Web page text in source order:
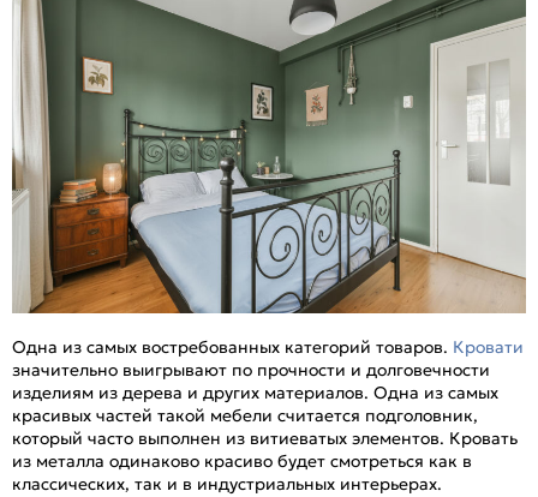
Одна из самых востребованных категорий товаров. Кровати
значительно выигрывают по прочности и долговечности
изделиям из дерева и других материалов. Одна из самых
красивых частей такой мебели считается подголовник,
который часто выполнен из витиеватых элементов. Кровать
из металла одинаково красиво будет смотреться как в
классических, так и в индустриальных интерьерах.